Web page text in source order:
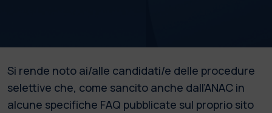
Si rende noto ai/alle candidati/e delle procedure
selettive che, come sancito anche dall’ANAC in
alcune specifiche FAQ pubblicate sul proprio sito